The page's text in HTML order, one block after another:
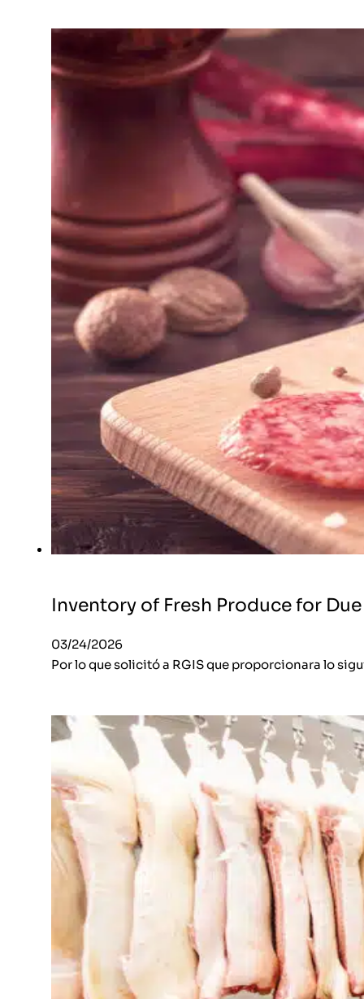
Inventory of Fresh Produce for
03/24/2026
Por lo que solicitó a RGIS que proporcionara lo